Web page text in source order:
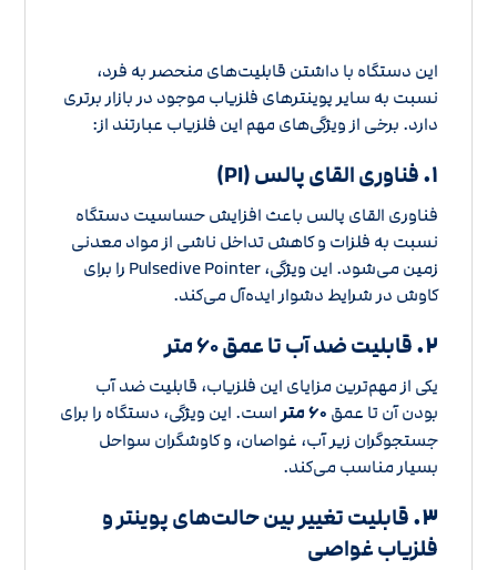
این دستگاه با داشتن قابلیت‌های منحصر به فرد،
نسبت به سایر پوینترهای فلزیاب موجود در بازار برتری
دارد. برخی از ویژگی‌های مهم این فلزیاب عبارتند از:
۱. فناوری القای پالس (PI)
فناوری القای پالس باعث افزایش حساسیت دستگاه
نسبت به فلزات و کاهش تداخل ناشی از مواد معدنی
زمین می‌شود. این ویژگی، Pulsedive Pointer را برای
کاوش در شرایط دشوار ایده‌آل می‌کند.
۲. قابلیت ضد آب تا عمق ۶۰ متر
یکی از مهم‌ترین مزایای این فلزیاب، قابلیت ضد آب
بودن آن تا عمق ۶۰ متر
است. این ویژگی، دستگاه را برای
جستجوگران زیر آب، غواصان، و کاوشگران سواحل
بسیار مناسب می‌کند.
۳. قابلیت تغییر بین حالت‌های پوینتر و
فلزیاب غواصی